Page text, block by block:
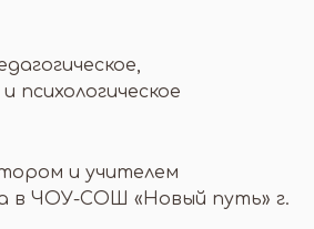
психологическое
и учителем
в ЧОУ-СОШ «Новый путь» г.